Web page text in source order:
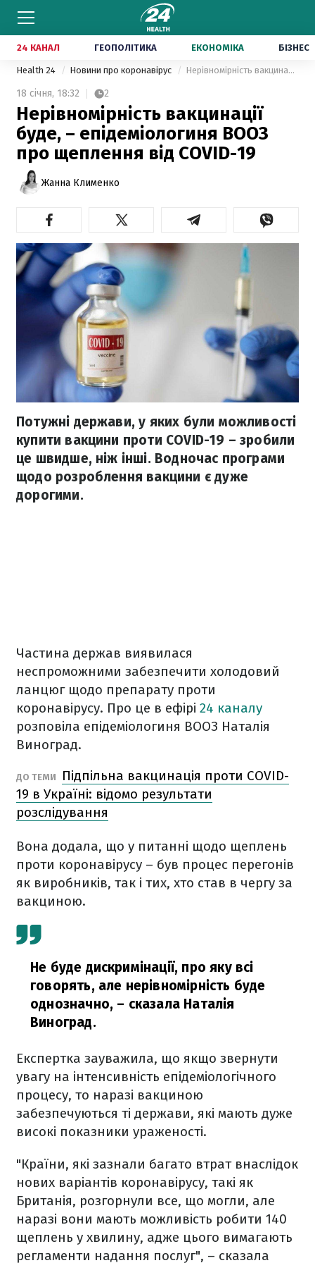
24 КАНАЛ ГЕОПОЛІТИКА ЕКОНОМІКА БІЗНЕС
Health 24 Новини про коронавірус Нерівномірність вакцинації буде, – епідеміологиня ВООЗ про щеплення від COVID-19
18 січня, 18:32 2
Нерівномірність вакцинації
буде, – епідеміологиня ВООЗ
про щеплення від COVID-19
Жанна Клименко
Потужні держави, у яких були можливості
купити вакцини проти COVID-19 – зробили
це швидше, ніж інші. Водночас програми
щодо розроблення вакцини є дуже
дорогими.
Частина держав виявилася
неспроможними забезпечити холодовий
ланцюг щодо препарату проти
коронавірусу. Про це в ефірі 24 каналу
розповіла епідеміологиня ВООЗ Наталія
Виноград.
ДО ТЕМИ
Підпільна вакцинація проти COVID-
19 в Україні: відомо результати
розслідування
Вона додала, що у питанні щодо щеплень
проти коронавірусу – був процес перегонів
як виробників, так і тих, хто став в чергу за
вакциною.
Не буде дискримінації, про яку всі
говорять, але нерівномірність буде
однозначно, – сказала Наталія
Виноград.
Експертка зауважила, що якщо звернути
увагу на інтенсивність епідеміологічного
процесу, то наразі вакциною
забезпечуються ті держави, які мають дуже
високі показники ураженості.
"Країни, які зазнали багато втрат внаслідок
нових варіантів коронавірусу, такі як
Британія, розгорнули все, що могли, але
наразі вони мають можливість робити 140
щеплень у хвилину, адже цього вимагають
регламенти надання послуг", – сказала